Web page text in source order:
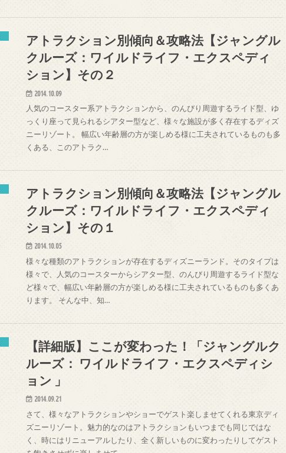
アトラクション別傾向＆攻略法【ジャングル
クルーズ：ワイルドライフ・エクスペディ
ション】その２
2014.10.09
人気のコースター系アトラクションから、のんびり周遊するライド型、ゆ
っくり座って見られるシアター型など、様々な施設が多く存在するディズ
ニーリゾート。 幅広い年齢層の方が楽しめる様に工夫されているものも多
くある、このアトラク…
アトラクション別傾向＆攻略法【ジャングル
クルーズ：ワイルドライフ・エクスペディ
ション】その１
2014.10.05
様々な種類のアトラクションが存在するディズニーランド。そのタイプは
様々で、人気のコースターからシアター型、のんびり周遊するライド型な
ど様々で、幅広い年齢層の方が楽しめる様に工夫されているものも多くあ
ります。 そんな中、知…
【詳細版】ここが変わった！「ジャングルク
ルーズ： ワイルドライフ・エクスペディシ
ョン 」
2014.09.21
さて、様々なアトラクションやショーでゲスト楽しませてくれる東京ディ
ズニーリゾート。魅力的なのはアトラクションもいつまでも同じではな
く、時にはリニューアルしたり、全く新しいものに変わったりしてゲスト